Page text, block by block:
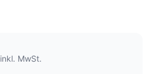
inkl. MwSt.